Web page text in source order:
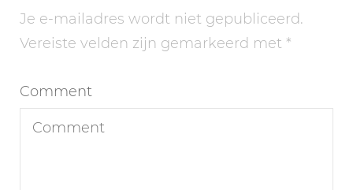
Je e-mailadres wordt niet gepubliceerd.
Vereiste velden zijn gemarkeerd met *
Comment